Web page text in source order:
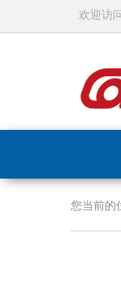
欢迎访
您当前的